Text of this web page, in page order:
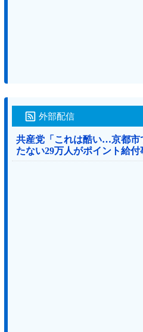
外部配信
共産党「これは酷い…京都市
たない29万人がポイント給付